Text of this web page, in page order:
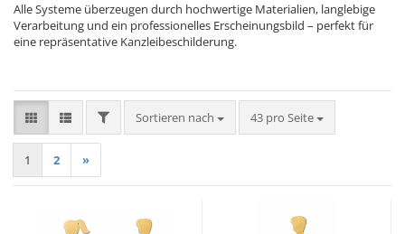
Alle Systeme überzeugen durch hochwertige Materialien, langlebige
Verarbeitung und ein professionelles Erscheinungsbild – perfekt für
eine repräsentative Kanzleibeschilderung.
FILTERSortieren nach
Sortieren nach 43 pro Seite
pro Seite
1 2 »